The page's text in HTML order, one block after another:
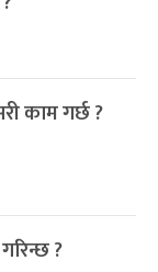
काम गर्छ ?
?